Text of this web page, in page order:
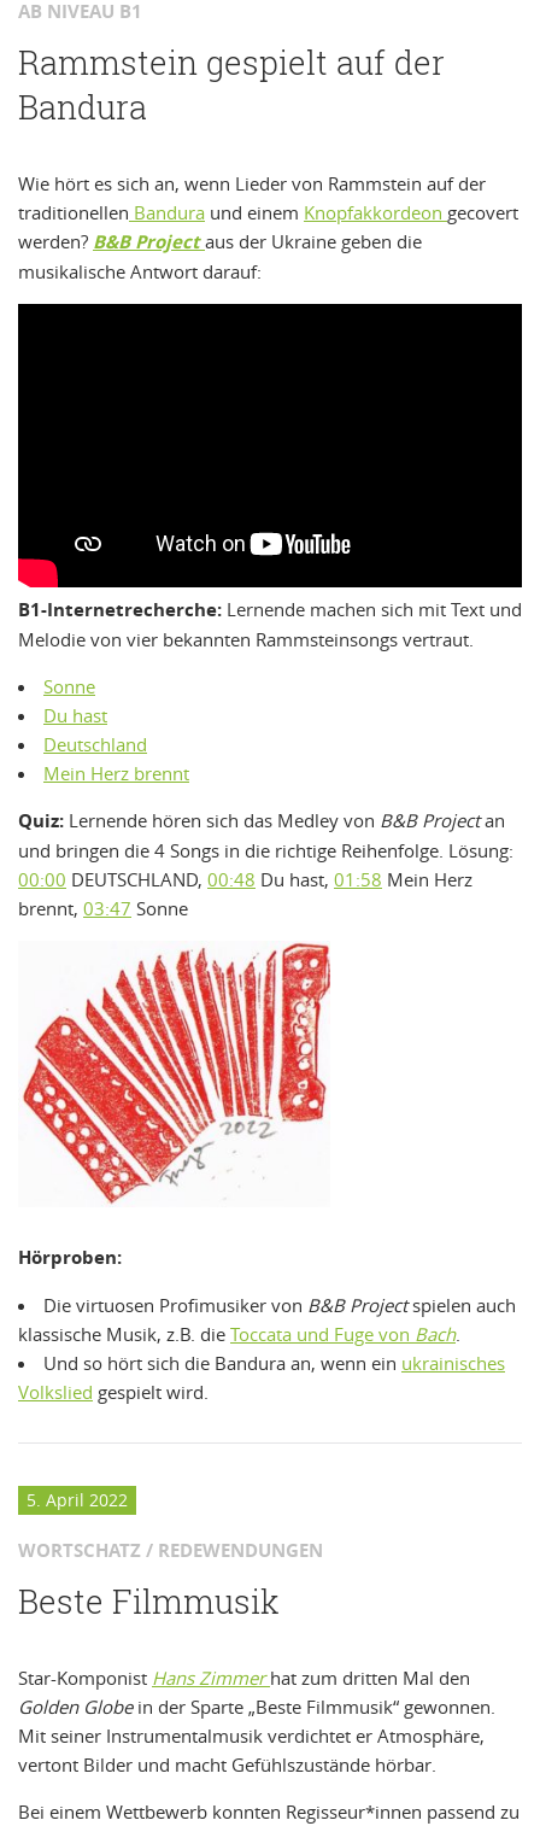
AB NIVEAU B1
Rammstein gespielt auf der
Bandura
Wie hört es sich an, wenn Lieder von Rammstein auf der
traditionellen Bandura und einem Knopfakkordeon gecovert
werden? B&B Project aus der Ukraine geben die
musikalische Antwort darauf:
B1-Internetrecherche: Lernende machen sich mit Text und
Melodie von vier bekannten Rammsteinsongs vertraut.
Sonne
Du hast
Deutschland
Mein Herz brennt
Quiz: Lernende hören sich das Medley von B&B Projectan
und bringen die 4 Songs in die richtige Reihenfolge. Lösung:
00:00 DEUTSCHLAND, 00:48 Du hast, 01:58 Mein Herz
brennt, 03:47 Sonne
Hörproben:
Die virtuosen Profimusiker von B&B Projectspielen auch
klassische Musik, z.B. die Toccata und Fuge von Bach.
Und so hört sich die Bandura an, wenn ein ukrainisches
Volkslied gespielt wird.
5. April 2022
WORTSCHATZ / REDEWENDUNGEN
Beste Filmmusik
Star-Komponist Hans Zimmer hat zum dritten Mal den
Golden Globein der Sparte „Beste Filmmusik“ gewonnen.
Mit seiner Instrumentalmusik verdichtet er Atmosphäre,
vertont Bilder und macht Gefühlszustände hörbar.
Bei einem Wettbewerb konnten Regisseur*innen passend zu